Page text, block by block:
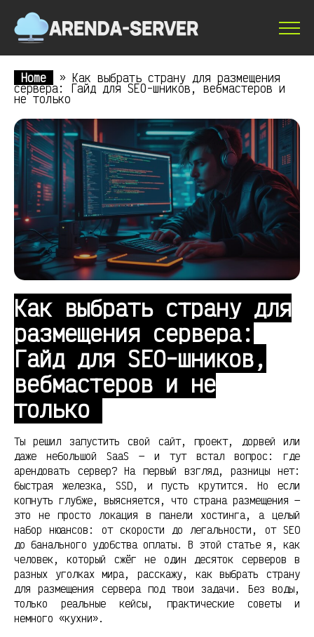
Home » Как выбрать страну для размещения
сервера: Гайд для SEO-шников, вебмастеров и
не только
Как выбрать страну для
размещения сервера:
Гайд для SEO-шников,
вебмастеров и не
только
Ты решил запустить свой сайт, проект, дорвей или
даже небольшой SaaS — и тут встал вопрос: где
арендовать сервер? На первый взгляд, разницы нет:
быстрая железка, SSD, и пусть крутится. Но если
копнуть глубже, выясняется, что страна размещения —
это не просто локация в панели хостинга, а целый
набор нюансов: от скорости до легальности, от SEO
до банального удобства оплаты. В этой статье я, как
человек, который сжёг не один десяток серверов в
разных уголках мира, расскажу, как выбрать страну
для размещения сервера под твои задачи. Без воды,
только реальные кейсы, практические советы и
немного «кухни».